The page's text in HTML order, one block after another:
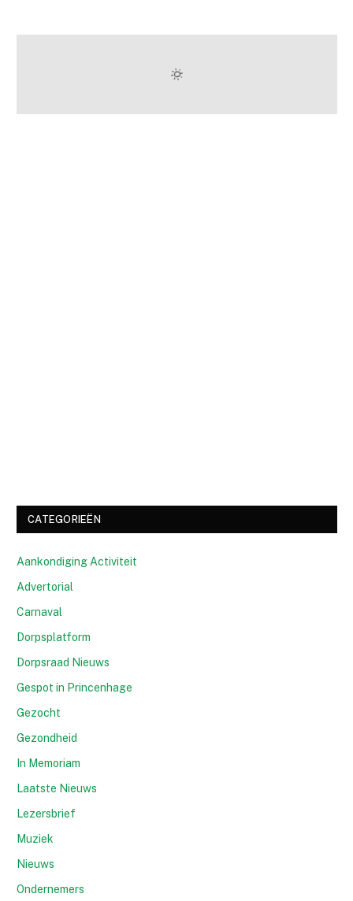
CATEGORIEËN
Aankondiging Activiteit
Advertorial
Carnaval
Dorpsplatform
Dorpsraad Nieuws
Gespot in Princenhage
Gezocht
Gezondheid
In Memoriam
Laatste Nieuws
Lezersbrief
Muziek
Nieuws
Ondernemers